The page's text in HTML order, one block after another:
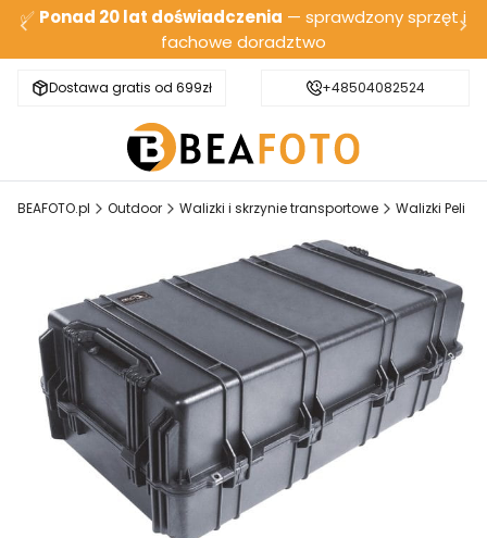
✅ Ponad 20 lat doświadczenia — sprawdzony sprzęt i
fachowe doradztwo
Dostawa gratis od 699zł Bezpieczna wysyłka
+48504082524
BEAFOTO.pl Outdoor Walizki i skrzynie transportowe Walizki Peli